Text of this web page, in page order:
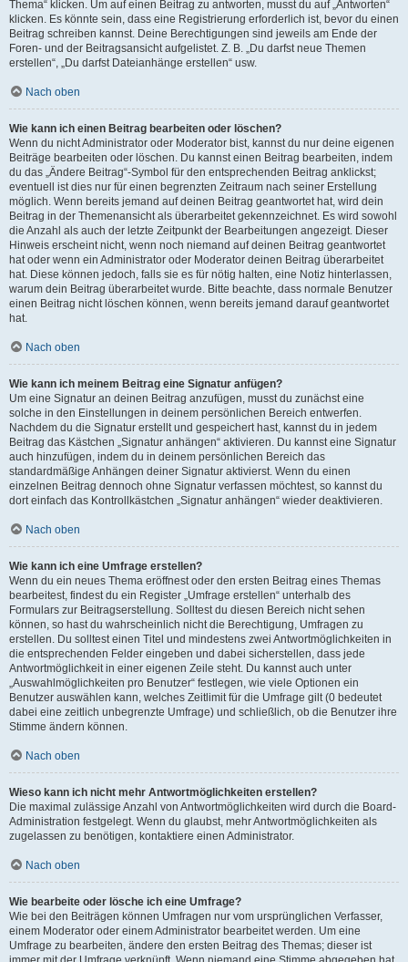
Thema“ klicken. Um auf einen Beitrag zu antworten, musst du auf „Antworten“
klicken. Es könnte sein, dass eine Registrierung erforderlich ist, bevor du einen
Beitrag schreiben kannst. Deine Berechtigungen sind jeweils am Ende der
Foren- und der Beitragsansicht aufgelistet. Z. B. „Du darfst neue Themen
erstellen“, „Du darfst Dateianhänge erstellen“ usw.
Nach oben
Wie kann ich einen Beitrag bearbeiten oder löschen?
Wenn du nicht Administrator oder Moderator bist, kannst du nur deine eigenen
Beiträge bearbeiten oder löschen. Du kannst einen Beitrag bearbeiten, indem
du das „Ändere Beitrag“-Symbol für den entsprechenden Beitrag anklickst;
eventuell ist dies nur für einen begrenzten Zeitraum nach seiner Erstellung
möglich. Wenn bereits jemand auf deinen Beitrag geantwortet hat, wird dein
Beitrag in der Themenansicht als überarbeitet gekennzeichnet. Es wird sowohl
die Anzahl als auch der letzte Zeitpunkt der Bearbeitungen angezeigt. Dieser
Hinweis erscheint nicht, wenn noch niemand auf deinen Beitrag geantwortet
hat oder wenn ein Administrator oder Moderator deinen Beitrag überarbeitet
hat. Diese können jedoch, falls sie es für nötig halten, eine Notiz hinterlassen,
warum dein Beitrag überarbeitet wurde. Bitte beachte, dass normale Benutzer
einen Beitrag nicht löschen können, wenn bereits jemand darauf geantwortet
hat.
Nach oben
Wie kann ich meinem Beitrag eine Signatur anfügen?
Um eine Signatur an deinen Beitrag anzufügen, musst du zunächst eine
solche in den Einstellungen in deinem persönlichen Bereich entwerfen.
Nachdem du die Signatur erstellt und gespeichert hast, kannst du in jedem
Beitrag das Kästchen „Signatur anhängen“ aktivieren. Du kannst eine Signatur
auch hinzufügen, indem du in deinem persönlichen Bereich das
standardmäßige Anhängen deiner Signatur aktivierst. Wenn du einen
einzelnen Beitrag dennoch ohne Signatur verfassen möchtest, so kannst du
dort einfach das Kontrollkästchen „Signatur anhängen“ wieder deaktivieren.
Nach oben
Wie kann ich eine Umfrage erstellen?
Wenn du ein neues Thema eröffnest oder den ersten Beitrag eines Themas
bearbeitest, findest du ein Register „Umfrage erstellen“ unterhalb des
Formulars zur Beitragserstellung. Solltest du diesen Bereich nicht sehen
können, so hast du wahrscheinlich nicht die Berechtigung, Umfragen zu
erstellen. Du solltest einen Titel und mindestens zwei Antwortmöglichkeiten in
die entsprechenden Felder eingeben und dabei sicherstellen, dass jede
Antwortmöglichkeit in einer eigenen Zeile steht. Du kannst auch unter
„Auswahlmöglichkeiten pro Benutzer“ festlegen, wie viele Optionen ein
Benutzer auswählen kann, welches Zeitlimit für die Umfrage gilt (0 bedeutet
dabei eine zeitlich unbegrenzte Umfrage) und schließlich, ob die Benutzer ihre
Stimme ändern können.
Nach oben
Wieso kann ich nicht mehr Antwortmöglichkeiten erstellen?
Die maximal zulässige Anzahl von Antwortmöglichkeiten wird durch die Board-
Administration festgelegt. Wenn du glaubst, mehr Antwortmöglichkeiten als
zugelassen zu benötigen, kontaktiere einen Administrator.
Nach oben
Wie bearbeite oder lösche ich eine Umfrage?
Wie bei den Beiträgen können Umfragen nur vom ursprünglichen Verfasser,
einem Moderator oder einem Administrator bearbeitet werden. Um eine
Umfrage zu bearbeiten, ändere den ersten Beitrag des Themas; dieser ist